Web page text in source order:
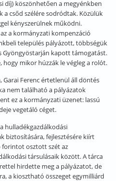
díj) köszönhetően a megyénkben
a csőd szélére sodródtak. Közülük
kényszerülnek működni.
a kormányzati kompenzáció
település pályázott, többségük
Gyöngyöstarján kapott támogatást.
hogy mikor húzzák le végleg a rolót.
Garai Ferenc értetlenül áll döntés
nem található a pályázatok
ez a kormányzati üzenet: lassú
vegetáló céget.
hulladékgazdálkodási
biztosítására, fejlesztésére kiírt
forintot osztott szét az
társulásaik között. A tárca
hirdette meg a pályázatot, de
a kiosztható összeget egymilliárd